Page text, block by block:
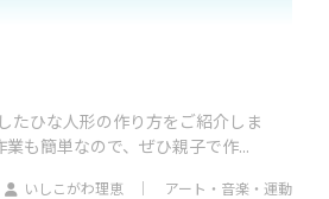
たひな人形の作り方をご紹介しま
も簡単なので、ぜひ親子で作...
いしこがわ理恵 アート・音楽・運動